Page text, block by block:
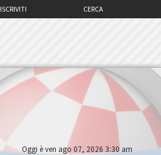
CERCA
ISCRIVITI
Oggi è ven ago 07, 2026 3:30 am